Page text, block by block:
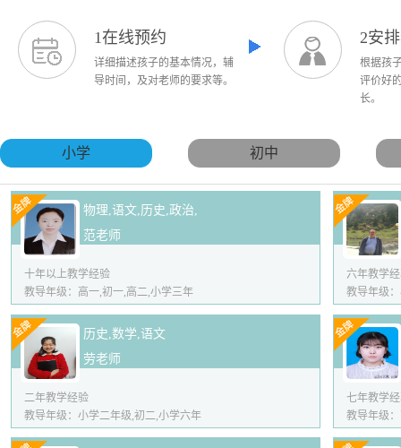
1在线预约
详细描述孩子的基本情况，辅
导时间，及对老师的要求等。
2安
根据孩
评价好
长。
小学 初中
物理,语文,历史,政治,
范老师
十年以上教学经验
教导年级：高一,初一,高二,小学三年
六年教学
教导年级
历史,数学,语文
劳老师
二年教学经验
教导年级：小学二年级,初二,小学六年
七年教学
教导年级